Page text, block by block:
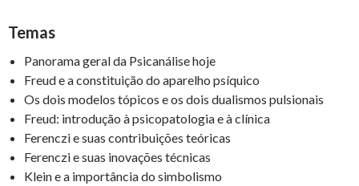
Temas
Panorama geral da Psicanálise hoje
Freud e a constituição do aparelho psíquico
Os dois modelos tópicos e os dois dualismos pulsionais
Freud: introdução à psicopatologia e à clínica
Ferenczi e suas contribuições teóricas
Ferenczi e suas inovações técnicas
Klein e a importância do simbolismo